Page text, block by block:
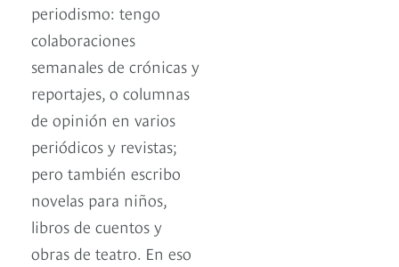
periodismo: tengo
colaboraciones
semanales de crónicas y
reportajes, o columnas
de opinión en varios
periódicos y revistas;
pero también escribo
novelas para niños,
libros de cuentos y
obras de teatro. En eso